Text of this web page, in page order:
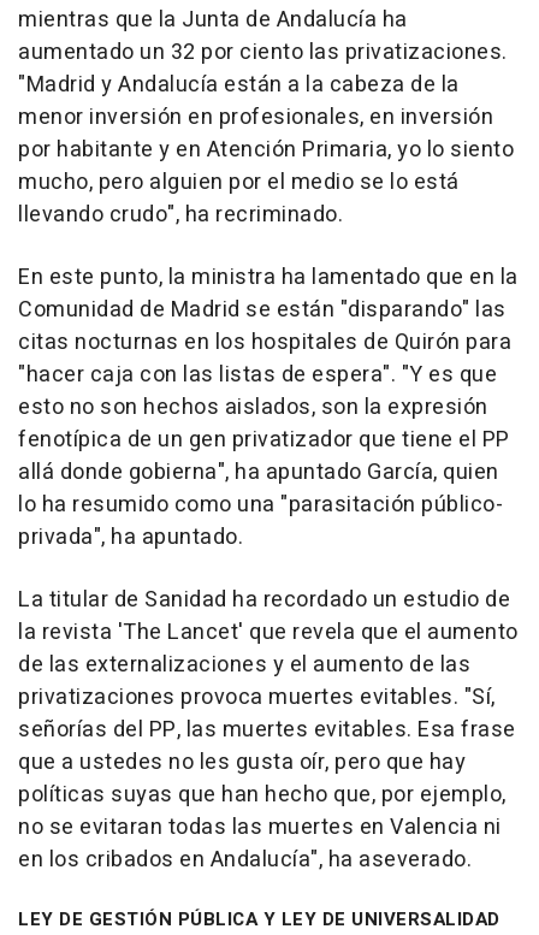
mientras que la Junta de Andalucía ha
aumentado un 32 por ciento las privatizaciones.
"Madrid y Andalucía están a la cabeza de la
menor inversión en profesionales, en inversión
por habitante y en Atención Primaria, yo lo siento
mucho, pero alguien por el medio se lo está
llevando crudo", ha recriminado.
En este punto, la ministra ha lamentado que en la
Comunidad de Madrid se están "disparando" las
citas nocturnas en los hospitales de Quirón para
"hacer caja con las listas de espera". "Y es que
esto no son hechos aislados, son la expresión
fenotípica de un gen privatizador que tiene el PP
allá donde gobierna", ha apuntado García, quien
lo ha resumido como una "parasitación público-
privada", ha apuntado.
La titular de Sanidad ha recordado un estudio de
la revista 'The Lancet' que revela que el aumento
de las externalizaciones y el aumento de las
privatizaciones provoca muertes evitables. "Sí,
señorías del PP, las muertes evitables. Esa frase
que a ustedes no les gusta oír, pero que hay
políticas suyas que han hecho que, por ejemplo,
no se evitaran todas las muertes en Valencia ni
en los cribados en Andalucía", ha aseverado.
LEY DE GESTIÓN PÚBLICA Y LEY DE UNIVERSALIDAD